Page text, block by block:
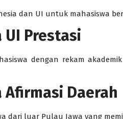
dan UI untuk mahasiswa
UI Prestasi
dengan rekam
Afirmasi Daerah
dari luar Pulau Jawa yang